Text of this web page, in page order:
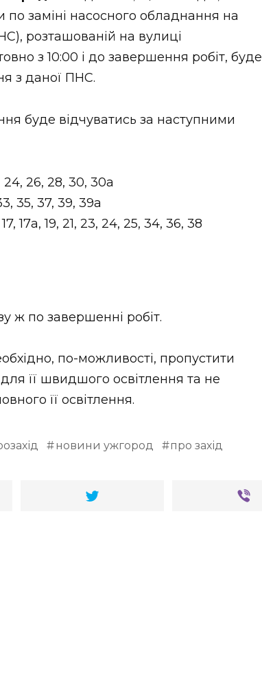
заміні насосного обладнання на
розташованій на вулиці
з 10:00 і до завершення робіт, буде
з даної ПНС.
буде відчуватись за наступними
26, 28, 30, 30а
35, 37, 39, 39а
17а, 19, 21, 23, 24, 25, 34, 36, 38
ж по завершенні робіт.
по-можливості, пропустити
її швидшого освітлення та не
її освітлення.
новини ужгород про захід